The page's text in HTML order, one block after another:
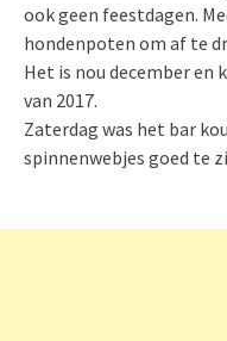
ook geen feestdagen.
hondenpoten om af te
Het is nou december en
van 2017.
Zaterdag was het bar
spinnenwebjes goed te